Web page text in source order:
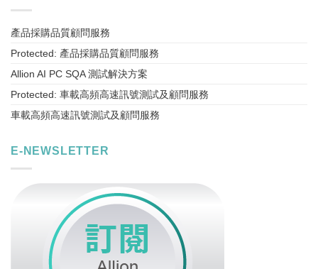
產品採購品質顧問服務
Protected: 產品採購品質顧問服務
Allion AI PC SQA 測試解決方案
Protected: 車載高頻高速訊號測試及顧問服務
車載高頻高速訊號測試及顧問服務
E-NEWSLETTER